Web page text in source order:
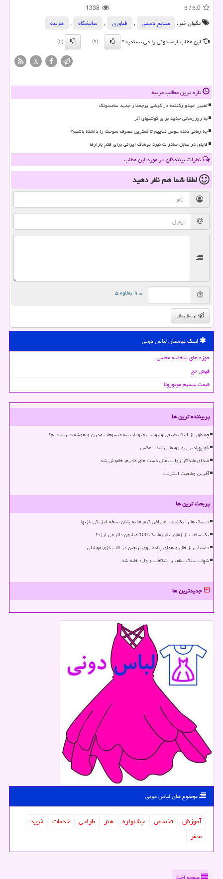
5.0
/
5
1338
تگهای خبر:
صنایع دستی , فناوری , نمایشگاه ,
هزینه
این مطلب لباسدونی را می پسندید؟
(1)
(0)
X
تازه ترین مطالب مرتبط
تغییر امیدوارکننده در گوشی پرچمدار جدید سامسونگ
به روزرسانی جدید برای گوشیهای آنر
چه زمانی دنده عوض نماییم تا کمترین مصرف سوخت را داشته باشیم؟
قاچاق در مقابل صادرات نبرد پوشاک ایرانی برای فتح بازارها
نظرات بینندگان در مورد این مطلب
لطفا شما همنظر دهید
= ۹ بعلاوه ۵
ارسال نظر
لینک دوستان لباس دونی
حوزه های انتخابیه مجلس
فیش حج
قیمت بیسیم موتورولا
پربیننده ترین ها
چه طور از الیاف طبیعی و پوست حیوانات، به منسوجات مدرن و هوشمند رسیدیم؟
ناو پهپادبر رنو رونمایی شد!، عکس
صدای ماندگار روایت مثل دست های مادرم، خاموش شد
آخرین وضعیت اینترنت
پربحث ترین ها
دیسک ها را نکشید، اعتراض گیمرها به پایان نسخه فیزیکی بازیها
یک ساعت از زمان ایلان ماسک 100 میلیون دلار می ارزد؟
داستانی از حال و هوای پیاده روی اربعین در قاب بازی موبایلی
شهاب سنگ سقف را شکافت و وارد خانه شد
جدیدترین ها
موضوع های لباس دونی
آموزش تخصص جشنواره هنر طراحی خدمات
خرید
سفر